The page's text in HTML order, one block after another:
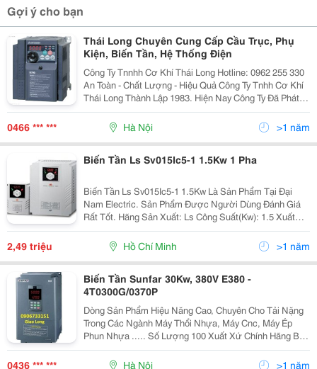
Gợi ý cho bạn
Thái Long Chuyên Cung Cấp Cầu Trục, Phụ
Kiện, Biến Tần, Hệ Thống Điện
Công Ty Tnnhh Cơ Khí Thái Long Hotline: 0962 255 330
An Toàn - Chất Lượng - Hiệu Quả Công Ty Tnhh Cơ Khí
Thái Long Thành Lập 1983. Hiện Nay Công Ty Đã Phát
Triển Hơn 200 Dòng Sản Phẩm Trong 10 Thể Loại, Sản
Phẩm Chủ Đạo Của Công Ty Bao Gồm C
0466 *** *** Hà Nội >1 năm
Biến Tần Ls Sv015Ic5-1 1.5Kw 1 Pha
Biến Tần Ls Sv015Ic5-1 1.5Kw Là Sản Phẩm Tại Đại
Nam Electric. Sản Phẩm Được Người Dùng Đánh Giá
Rất Tốt. Hãng Sản Xuất: Ls Công Suất(Kw): 1.5 Xuất
Xứ: Hàn Quốc Giá: 2.490.000Đ Thông Tin Về Biến Tần
Ls: Công Suất: 1.5Kw.
2,49 triệu Hồ Chí Minh >1 năm
Biến Tần Sunfar 30Kw, 380V E380 -
4T0300G/0370P
Dòng Sản Phẩm Hiệu Năng Cao, Chuyên Cho Tải Nặng
Trong Các Ngành Máy Thổi Nhựa, Máy Cnc, Máy Ép
Phun Nhựa ..... Số Lượng 100 Xuất Xứ Chính Hãng Bảo
Hành 12
0436 *** *** Hà Nội >1 năm